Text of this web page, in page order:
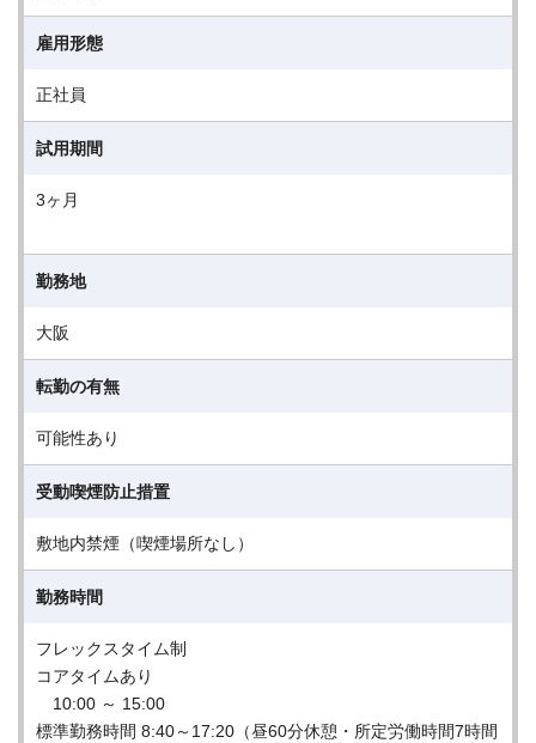
雇用形態
正社員
試用期間
3ヶ月
勤務地
大阪
転勤の有無
可能性あり
受動喫煙防止措置
敷地内禁煙（喫煙場所なし）
勤務時間
フレックスタイム制
コアタイムあり
10:00 ～ 15:00
標準勤務時間 8:40～17:20（昼60分休憩・所定労働時間7時間